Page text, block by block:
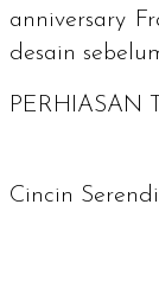
anniversary
desain
PERHIASAN
Cincin